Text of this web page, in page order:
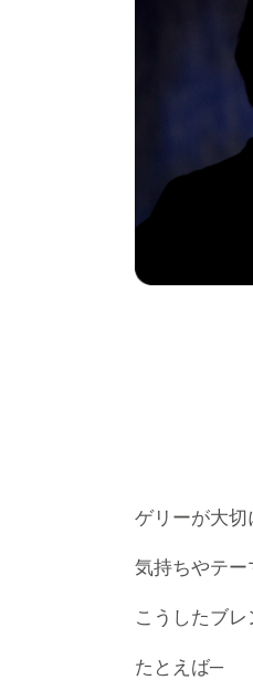
ゲリーが大切
気持ちやテー
こうしたブ
たとえば─